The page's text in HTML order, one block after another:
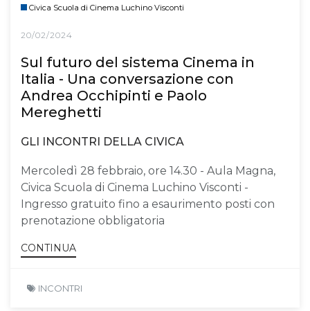
Civica Scuola di Cinema Luchino Visconti
20/02/2024
Sul futuro del sistema Cinema in
Italia - Una conversazione con
Andrea Occhipinti e Paolo
Mereghetti
GLI INCONTRI DELLA CIVICA
Mercoledì 28 febbraio, ore 14.30 - Aula Magna,
Civica Scuola di Cinema Luchino Visconti -
Ingresso gratuito fino a esaurimento posti con
prenotazione obbligatoria
CONTINUA
INCONTRI